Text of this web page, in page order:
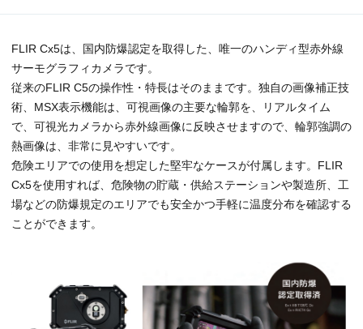
FLIR Cx5は、国内防爆認定を取得した、唯一のハンディ型赤外線
サーモグラフィカメラです。
従来のFLIR C5の操作性・特長はそのままです。独自の画像補正技
術、MSX表示機能は、可視画像の主要な輪郭を、リアルタイム
で、可視光カメラから赤外線画像に反映させますので、輪郭強調の
熱画像は、非常に見やすいです。
危険エリアでの使用を想定した堅牢なケースが付属します。FLIR
Cx5を使用すれば、危険物の貯蔵・供給ステーションや製造所、工
場などの防爆規定のエリアでも安全かつ手軽に温度分布を確認する
ことができます。